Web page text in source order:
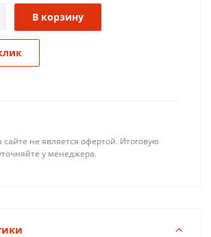
В корзину
сайте не является офертой. Итоговую
у менеджера.